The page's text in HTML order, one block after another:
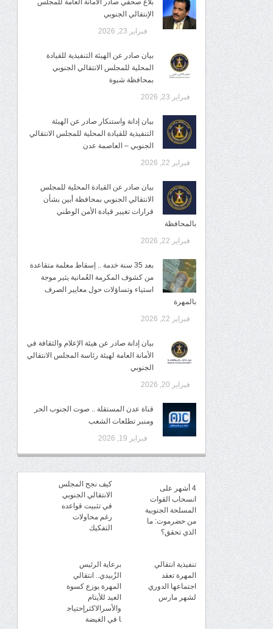
بلاغ صحفي صادر الأمانة العامة للمجلس
الإنتقالي الجنوبي
فبراير 23, 2026
بيان صادر عن الهيئة التنفيذية للقيادة
المحلية للمجلس الانتقالي الجنوبي
بمحافظة شبوة
فبراير 23, 2026
بيان إدانة واستنكار صادر عن الهيئة
التنفيذية للقيادة المحلية للمجلس الانتقالي
الجنوبي – العاصمة عدن
فبراير 22, 2026
بيان صادر عن القيادة المحلية للمجلس
الانتقالي الجنوبي بمحافظة أبين بشأن
قرارات تغيير قيادة الأمن الوطني
بالمحافظة
فبراير 22, 2026
بعد 35 سنة خدمة .. إسقاط معلمة متقاعدة
من كشوف المكرمة العُمانية يثير موجة
استياء وتساؤلات حول معايير الصرف
بالمهرة
فبراير 22, 2026
بيان إدانة صادر عن هيئة الإعلام والثقافة في
الأمانة العامة لهيئة رئاسة المجلس الانتقالي
الجنوبي
فبراير 20, 2026
قناة عدن المستقلة .. صوت الجنوب الحر
ومنبر تطلعات الشعب
فبراير 19, 2026
4 أشهر على
انسحاب القوات
المسلحة الجنوبية
من حضرموت: ما
الذي تحقق؟
كيف نجح المجلس
الانتقالي الجنوبي
في تثبيت قواعده
رغم محاولات
التفكيك
تنفيذية انتقالي
المهرة تعقد
اجتماعها الدوري
لشهر مارس
برعاية الرئيس
الزُبيدي.. انتقالي
المهرة يوزع كسوة
العيد للأيتام
والأسرالاكثرإحتياج
ا في الغيضة